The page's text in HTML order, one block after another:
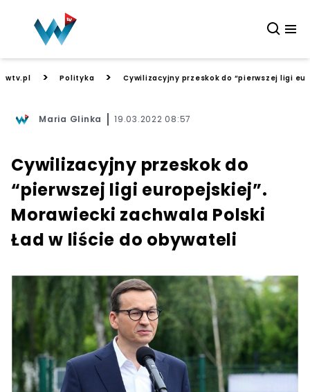
wtv.pl > Polityka > Cywilizacyjny przeskok do “pierwszej ligi
Maria Glinka 19.03.2022 08:57
Cywilizacyjny przeskok do
“pierwszej ligi europejskiej”.
Morawiecki zachwala Polski
Ład w liście do obywateli